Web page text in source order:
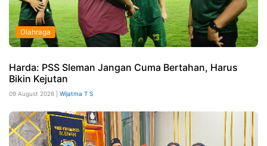
Olahraga
Harda: PSS Sleman Jangan Cuma Bertahan, Harus
Bikin Kejutan
09 August 2026 | Wijatma T S